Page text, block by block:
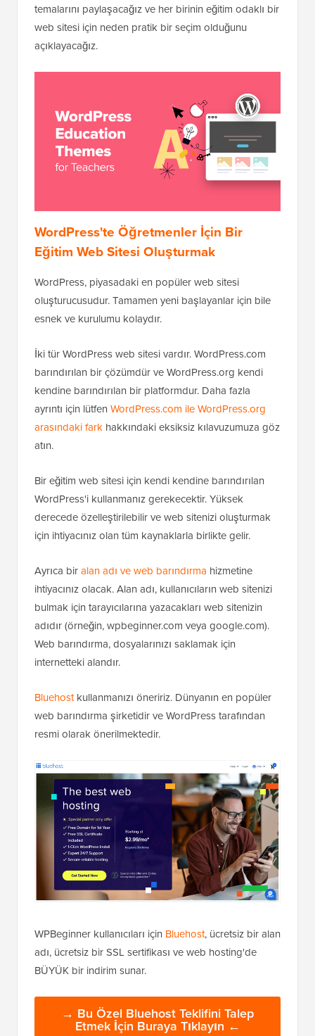
temalarını paylaşacağız ve her birinin eğitim odaklı bir
web sitesi için neden pratik bir seçim olduğunu
açıklayacağız.
WordPress'te Öğretmenler İçin Bir
Eğitim Web Sitesi Oluşturmak
WordPress, piyasadaki en popüler web sitesi
oluşturucusudur. Tamamen yeni başlayanlar için bile
esnek ve kurulumu kolaydır.
İki tür WordPress web sitesi vardır. WordPress.com
barındırılan bir çözümdür ve WordPress.org kendi
kendine barındırılan bir platformdur. Daha fazla
ayrıntı için lütfen WordPress.com ile WordPress.org
arasındaki fark hakkındaki eksiksiz kılavuzumuza göz
atın.
Bir eğitim web sitesi için kendi kendine barındırılan
WordPress'i kullanmanız gerekecektir. Yüksek
derecede özelleştirilebilir ve web sitenizi oluşturmak
için ihtiyacınız olan tüm kaynaklarla birlikte gelir.
Ayrıca biralan adı ve web barındırma hizmetine
ihtiyacınız olacak. Alan adı, kullanıcıların web sitenizi
bulmak için tarayıcılarına yazacakları web sitenizin
adıdır (örneğin, wpbeginner.com veya google.com).
Web barındırma, dosyalarınızı saklamak için
internetteki alandır.
Bluehostkullanmanızı öneririz. Dünyanın en popüler
web barındırma şirketidir ve WordPress tarafından
resmi olarak önerilmektedir.
WPBeginner kullanıcıları için Bluehost, ücretsiz bir alan
adı, ücretsiz bir SSL sertifikası ve web hosting'de
BÜYÜK bir indirim sunar.
→ Bu Özel Bluehost Teklifini Talep
Etmek İçin Buraya Tıklayın ←